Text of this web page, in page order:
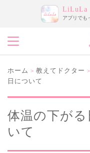
LiLuLa
アプリでも
ホーム > 教えてドクター >
日について
体温の下が
いて